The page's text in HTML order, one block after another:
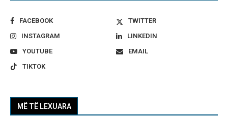
FACEBOOK
TWITTER
INSTAGRAM
LINKEDIN
YOUTUBE
EMAIL
TIKTOK
MË TË LEXUARA